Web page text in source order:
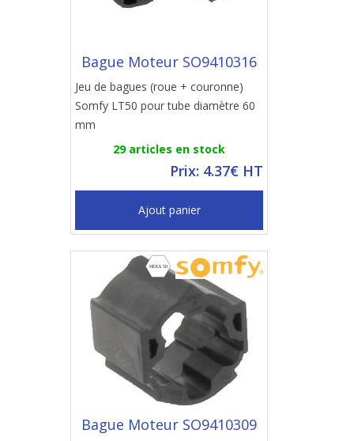
Bague Moteur SO9410316
Jeu de bagues (roue + couronne)
Somfy LT50 pour tube diamètre 60
mm
29 articles en stock
Prix: 4.37€ HT
Ajout panier
Bague Moteur SO9410309